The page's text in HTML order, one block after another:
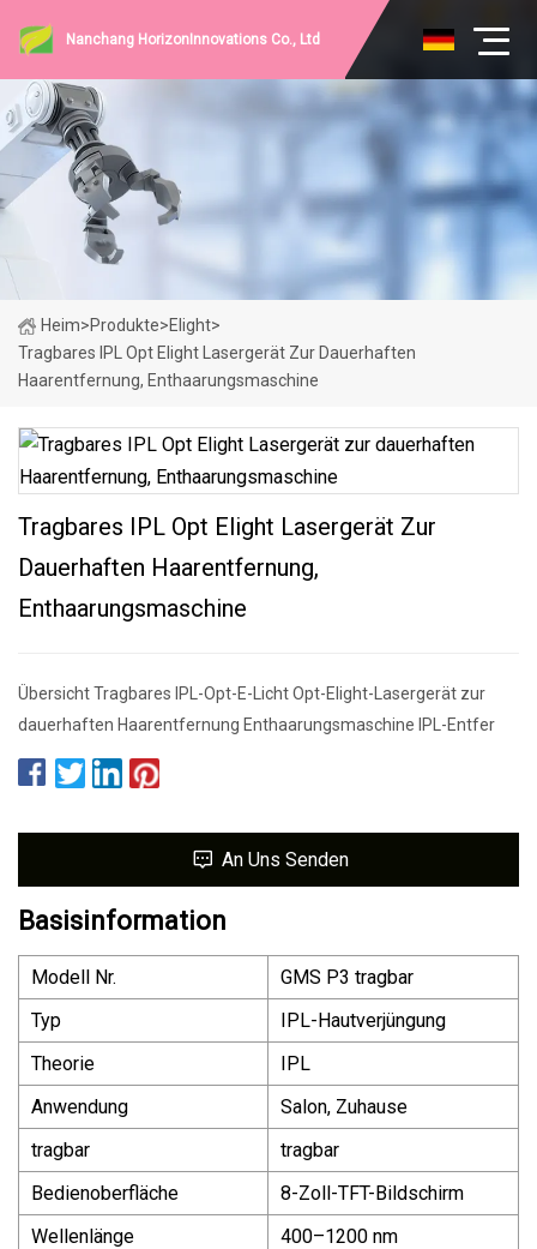
Nanchang HorizonInnovations Co., Ltd
Heim>Produkte>Elight>
Tragbares IPL Opt Elight Lasergerät Zur Dauerhaften
Haarentfernung, Enthaarungsmaschine
Tragbares IPL Opt Elight Lasergerät Zur
Dauerhaften Haarentfernung,
Enthaarungsmaschine
Übersicht Tragbares IPL-Opt-E-Licht Opt-Elight-Lasergerät zur
dauerhaften Haarentfernung Enthaarungsmaschine IPL-Entfer
An Uns Senden
Basisinformation
Modell Nr.
GMS P3 tragbar
Typ
IPL-Hautverjüngung
Theorie
IPL
Anwendung
Salon, Zuhause
tragbar
tragbar
Bedienoberfläche
8-Zoll-TFT-Bildschirm
Wellenlänge
400–1200 nm